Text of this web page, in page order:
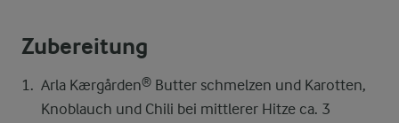
Zubereitung
Arla Kærgården® Butter schmelzen und Karotten,
Knoblauch und Chili bei mittlerer Hitze ca. 3